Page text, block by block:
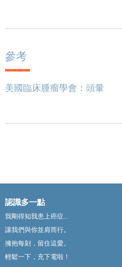
參考
美國臨床腫瘤學會：頭暈
認識多一點
我剛得知我患上癌症...
讓我們與你並肩而行。
擁抱每刻，留住這愛。
輕鬆一下，充下電啦！